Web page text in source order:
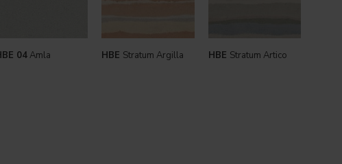
04Amla HBE Stratum Argilla HBE Stratum Artico